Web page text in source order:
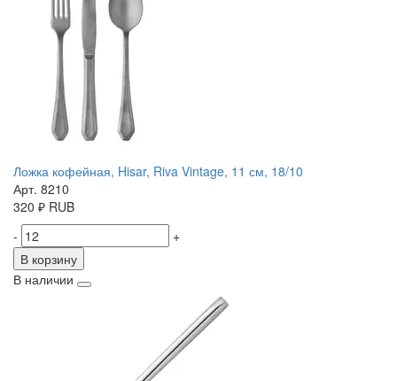
Ложка кофейная, Hisar, Riva Vintage, 11 см, 18/10
Арт. 8210
320 ₽ RUB
-
+
В корзину
В наличии